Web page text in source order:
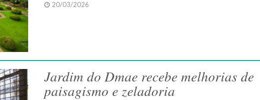
20/03/2026
Jardim do Dmae recebe melhorias de
paisagismo e zeladoria